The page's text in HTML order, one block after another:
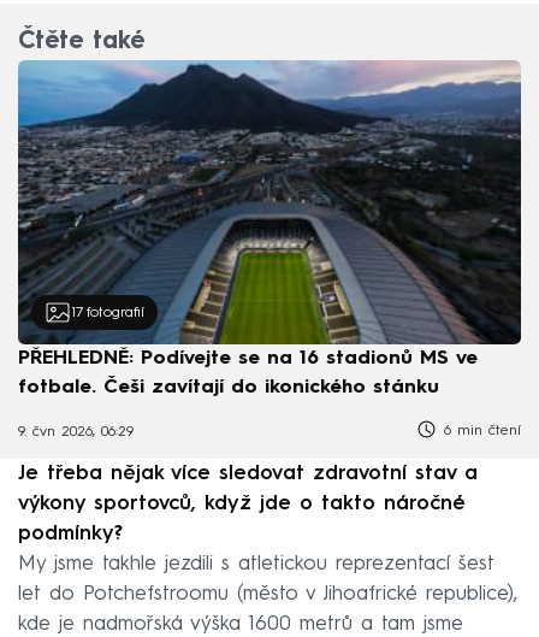
Čtěte také
17 fotografií
PŘEHLEDNĚ: Podívejte se na 16 stadionů MS ve
fotbale. Češi zavítají do ikonického stánku
9. čvn 2026, 06:29 6 min čtení
Je třeba nějak více sledovat zdravotní stav a
výkony sportovců, když jde o takto náročné
podmínky?
My jsme takhle jezdili s atletickou reprezentací šest
let do Potchefstroomu (město v Jihoafrické republice),
kde je nadmořská výška 1600 metrů a tam jsme